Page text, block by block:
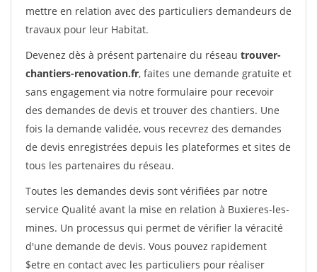
mettre en relation avec des particuliers demandeurs de
travaux pour leur Habitat.
Devenez dès à présent partenaire du réseau trouver-
chantiers-renovation.fr, faites une demande gratuite et
sans engagement via notre formulaire pour recevoir
des demandes de devis et trouver des chantiers. Une
fois la demande validée, vous recevrez des demandes
de devis enregistrées depuis les plateformes et sites de
tous les partenaires du réseau.
Toutes les demandes devis sont vérifiées par notre
service Qualité avant la mise en relation à Buxieres-les-
mines. Un processus qui permet de vérifier la véracité
d'une demande de devis. Vous pouvez rapidement
$etre en contact avec les particuliers pour réaliser